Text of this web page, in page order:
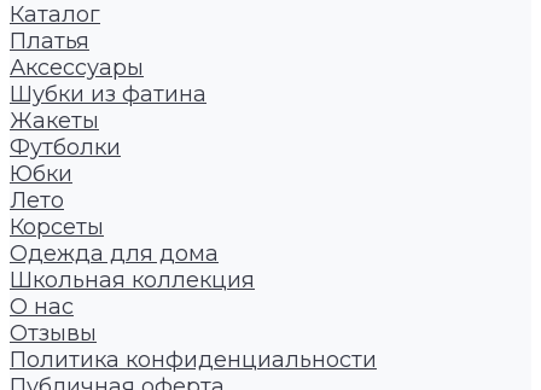
Каталог
Платья
Аксессуары
Шубки из фатина
Жакеты
Футболки
Юбки
Лето
Корсеты
Одежда для дома
Школьная коллекция
О нас
Отзывы
Политика конфиденциальности